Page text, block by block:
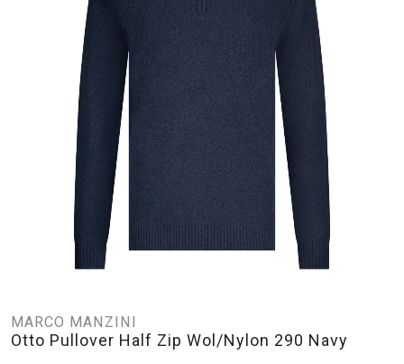
MARCO MANZINI
Otto Pullover Half Zip Wol/Nylon 290 Navy